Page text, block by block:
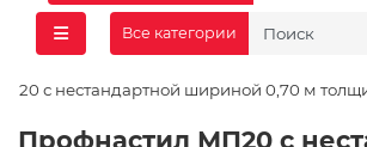
Все категории
с нестандартной шириной 0,70 м
Профнастил МП20 с